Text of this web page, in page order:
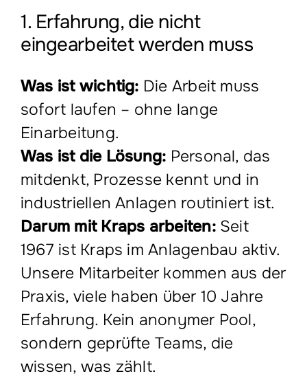
1. Erfahrung, die nicht
eingearbeitet werden muss
Was ist wichtig: Die Arbeit muss
sofort laufen – ohne lange
Einarbeitung.
Was ist die Lösung: Personal, das
mitdenkt, Prozesse kennt und in
industriellen Anlagen routiniert ist.
Darum mit Kraps arbeiten:Seit
1967 ist Kraps im Anlagenbau aktiv.
Unsere Mitarbeiter kommen aus der
Praxis, viele haben über 10 Jahre
Erfahrung. Kein anonymer Pool,
sondern geprüfte Teams, die
wissen, was zählt.